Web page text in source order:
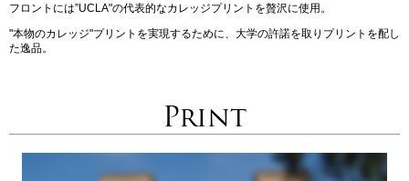
フロントには”UCLA"の代表的なカレッジプリントを贅沢に使用。
"本物のカレッジ"プリントを実現するために、大学の許諾を取りプリントを配し
た逸品。
Print